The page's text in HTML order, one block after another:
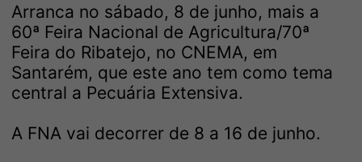
Arranca no sábado, 8 de junho, mais a
60ª Feira Nacional de Agricultura/70ª
Feira do Ribatejo, no CNEMA, em
Santarém, que este ano tem como tema
central a Pecuária Extensiva.
A FNA vai decorrer de 8 a 16 de junho.